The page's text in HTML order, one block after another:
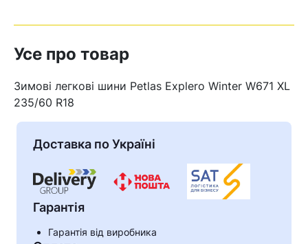
Усе про товар
Зимові легкові шини Petlas Explero Winter W671 XL
235/60 R18
Доставка по Україні
Гарантія
Гарантія від виробника